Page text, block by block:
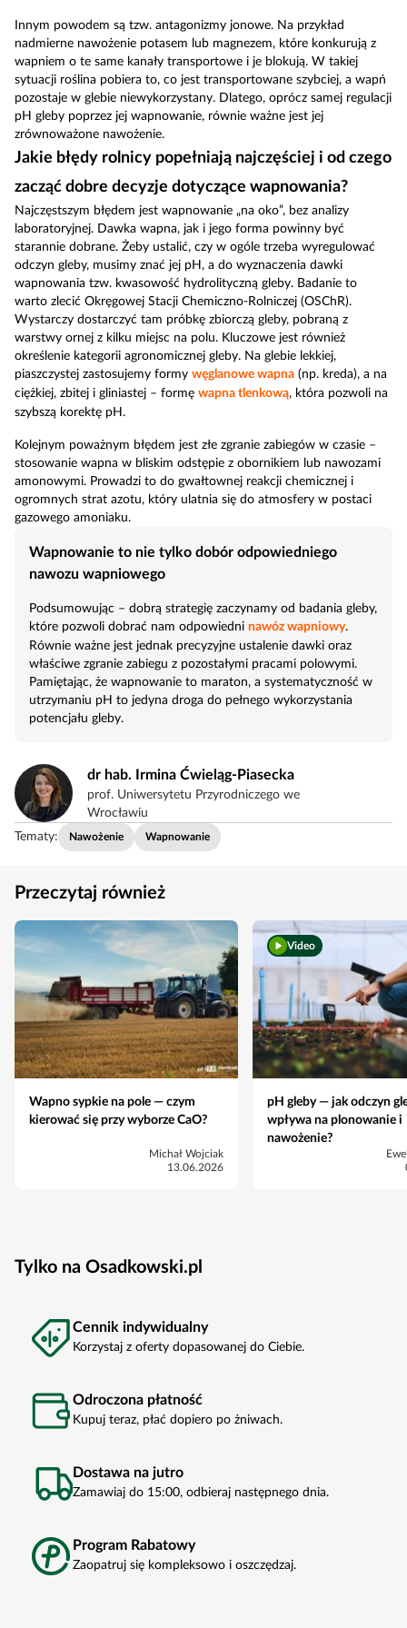
Innym powodem są tzw. antagonizmy jonowe. Na przykład
nadmierne nawożenie potasem lub magnezem, które konkurują z
wapniem o te same kanały transportowe i je blokują. W takiej
sytuacji roślina pobiera to, co jest transportowane szybciej, a wapń
pozostaje w glebie niewykorzystany. Dlatego, oprócz samej regulacji
pH gleby poprzez jej wapnowanie, równie ważne jest jej
zrównoważone nawożenie.
Jakie błędy rolnicy popełniają najczęściej i od czego
zacząć dobre decyzje dotyczące wapnowania?
Najczęstszym błędem jest wapnowanie „na oko”, bez analizy
laboratoryjnej. Dawka wapna, jak i jego forma powinny być
starannie dobrane. Żeby ustalić, czy w ogóle trzeba wyregulować
odczyn gleby, musimy znać jej pH, a do wyznaczenia dawki
wapnowania tzw. kwasowość hydrolityczną gleby. Badanie to
warto zlecić Okręgowej Stacji Chemiczno-Rolniczej (OSChR).
Wystarczy dostarczyć tam próbkę zbiorczą gleby, pobraną z
warstwy ornej z kilku miejsc na polu. Kluczowe jest również
określenie kategorii agronomicznej gleby. Na glebie lekkiej,
piaszczystej zastosujemy formy węglanowe wapna (np. kreda), a na
ciężkiej, zbitej i gliniastej – formę wapna tlenkową, która pozwoli na
szybszą korektę pH.
Kolejnym poważnym błędem jest złe zgranie zabiegów w czasie –
stosowanie wapna w bliskim odstępie z obornikiem lub nawozami
amonowymi. Prowadzi to do gwałtownej reakcji chemicznej i
ogromnych strat azotu, który ulatnia się do atmosfery w postaci
gazowego amoniaku.
Wapnowanie to nie tylko dobór odpowiedniego
nawozu wapniowego
Podsumowując – dobrą strategię zaczynamy od badania gleby,
które pozwoli dobrać nam odpowiedni nawóz wapniowy.
Równie ważne jest jednak precyzyjne ustalenie dawki oraz
właściwe zgranie zabiegu z pozostałymi pracami polowymi.
Pamiętając, że wapnowanie to maraton, a systematyczność w
utrzymaniu pH to jedyna droga do pełnego wykorzystania
potencjału gleby.
dr hab. Irmina Ćwieląg-Piasecka
prof. Uniwersytetu Przyrodniczego we
Wrocławiu
Tematy:
Nawożenie Wapnowanie
Przeczytaj również
Wapno sypkie na pole — czym
kierować się przy wyborze CaO?
Michał Wojciak
13.06.2026
Video
pH gleby — jak odczyn
wpływa na plonowanie i
nawożenie?
Tylko na Osadkowski.pl
Cennik indywidualny
Korzystaj z oferty dopasowanej do Ciebie.
Odroczona płatność
Kupuj teraz, płać dopiero po żniwach.
Dostawa na jutro
Zamawiaj do 15:00, odbieraj następnego dnia.
Program Rabatowy
Zaopatruj się kompleksowo i oszczędzaj.